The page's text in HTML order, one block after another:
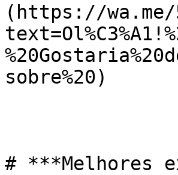
(https://wa.me/
sobre%20)
# ***Melhores